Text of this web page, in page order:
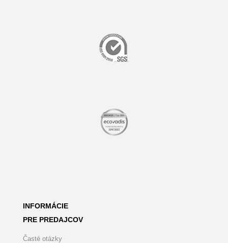
INFORMÁCIE
PRE PREDAJCOV
Časté otázky